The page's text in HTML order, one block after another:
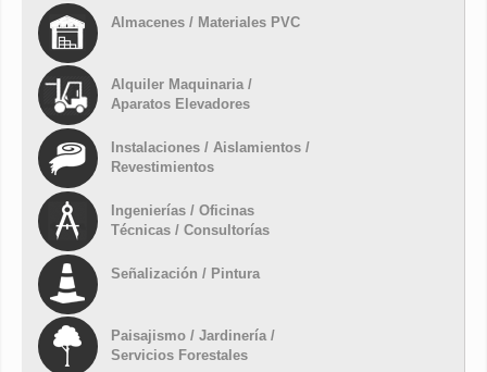
Almacenes / Materiales PVC
Alquiler Maquinaria /
Aparatos Elevadores
Instalaciones / Aislamientos /
Revestimientos
Ingenierías / Oficinas
Técnicas / Consultorías
Señalización / Pintura
Paisajismo / Jardinería /
Servicios Forestales